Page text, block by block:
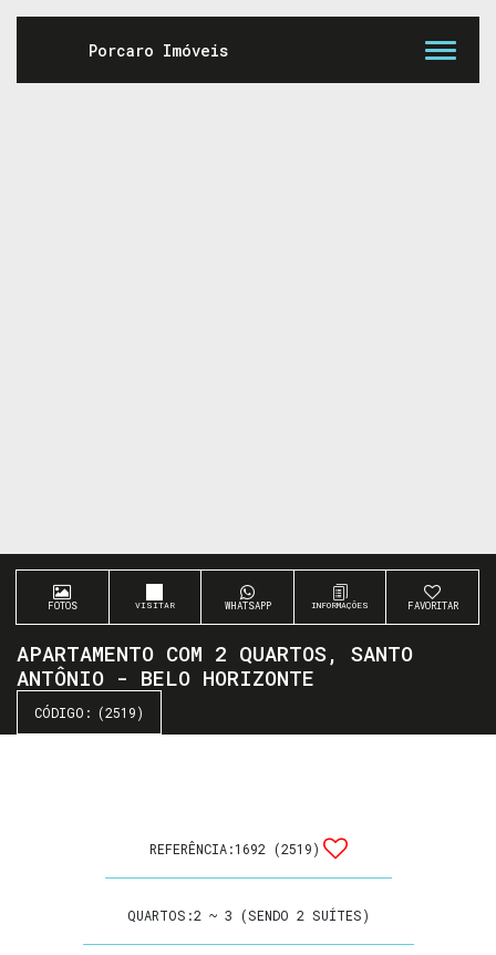
FOTOS WHATSAPP FAVORITAR
APARTAMENTO COM 2 QUARTOS, SANTO
ANTÔNIO - BELO HORIZONTE
(2519)
REFERÊNCIA:1692 (2519)
QUARTOS:2 ~ 3 (SENDO 2 SUÍTES)